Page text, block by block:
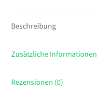
2
&
kompatibel
Beschreibung
Zusätzliche Informationen
Rezensionen (0)